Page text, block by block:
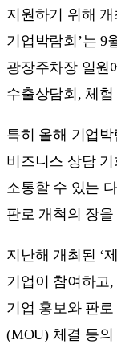
지원하기 위해 개
기업박람회’는 9
광장주차장 일원
수출상담회, 체
특히 올해 기업
비즈니스 상담
소통할 수 있는
판로 개척의 장
지난해 개최된 ‘
기업이 참여하고
기업 홍보와 판
(MOU) 체결 등